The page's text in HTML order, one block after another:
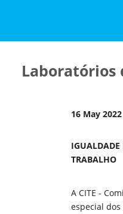
Laboratórios
16 May 2022
IGUALDADE
TRABALHO
A CITE -
especial